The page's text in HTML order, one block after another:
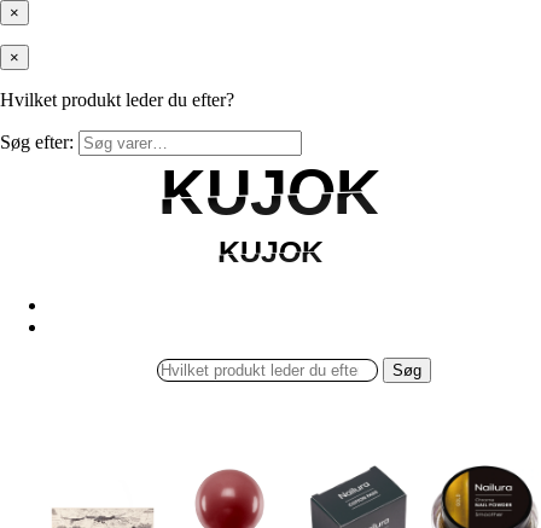
×
×
Hvilket produkt leder du efter?
Søg efter:
KUJOK
KUJOK
KUJOK
KUJOK
Søg